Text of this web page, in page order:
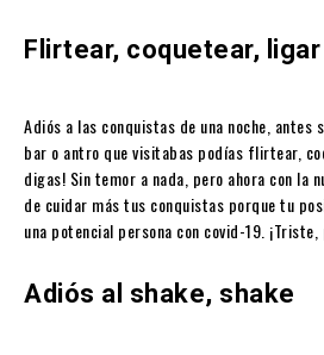
Flirtear, coquetear, ligar
Adiós a las conquistas de una noche, antes
bar o antro que visitabas podías flirtear,
digas! Sin temor a nada, pero ahora con la
de cuidar más tus conquistas porque tu
una potencial persona con covid-19.
Adiós al shake, shake